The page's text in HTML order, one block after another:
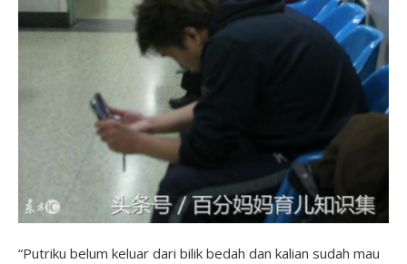
“Putriku belum keluar dari bilik bedah dan kalian sudah mau